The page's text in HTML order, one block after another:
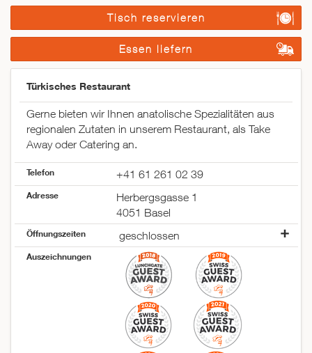
Tisch reservieren
Essen liefern
Türkisches Restaurant
Gerne bieten wir Ihnen anatolische Spezialitäten aus
regionalen Zutaten in unserem Restaurant, als Take
Away oder Catering an.
Telefon +41 61 261 02 39
Adresse
Herbergsgasse 1
4051 Basel
Öffnungszeiten
geschlossen
Montag
09:00–14:30
17:00–23:00
09:00–14:30
17:00–23:00
09:00–14:30
17:00–23:00
09:00–14:30
Auszeichnungen